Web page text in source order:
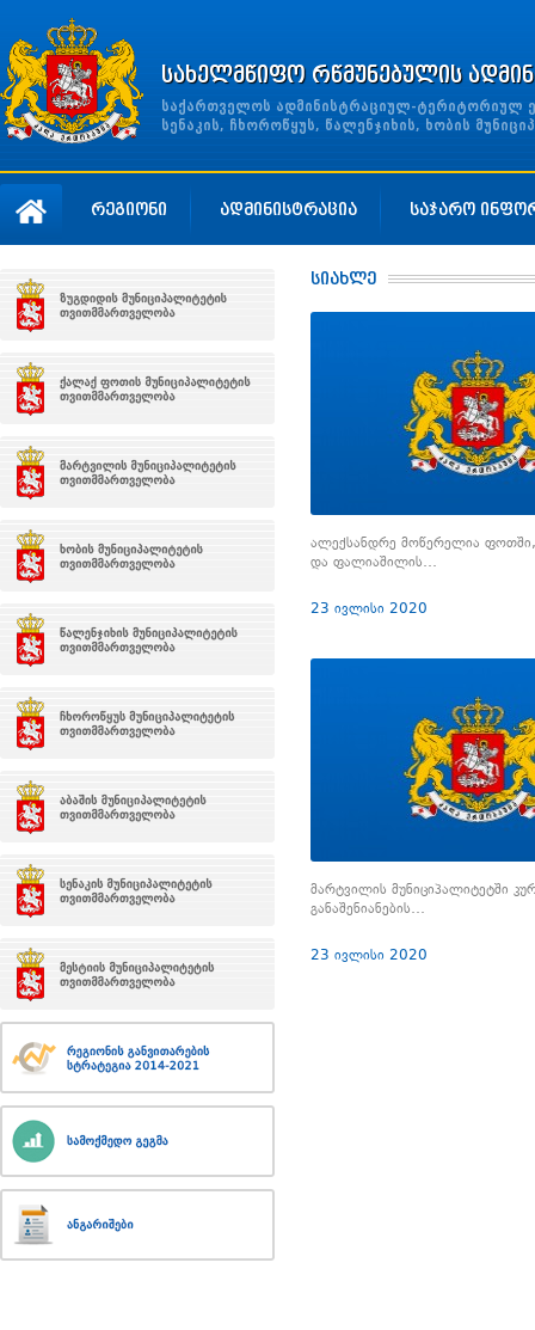
სახელმწიფო რწმუნებულის
საქართველოს ადმინისტრაციულ-ტერიტორიულ
სენაკის, ჩხოროწყუს, წალენჯიხის, ხობის
რეგიონი ადმინისტრაცია საჯარო
სიახლე
ალექსანდრე მოწერელია ფოთში,
და ფალიაშილის…
23 ივლისი 2020
მარტვილის მუნიციპალიტეტში
განაშენიანების…
23 ივლისი 2020